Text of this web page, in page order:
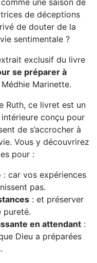
la
page
du
de déceptions
de douter de la
sentimentale ?
exclusif du livre
se préparer à
Marinette.
Ruth, ce livret est un
conçu pour
de s’accrocher à
Vous y découvrirez
pour :
: car vos expériences
pas.
: et préserver
pureté.
en attendant :
Dieu a préparées